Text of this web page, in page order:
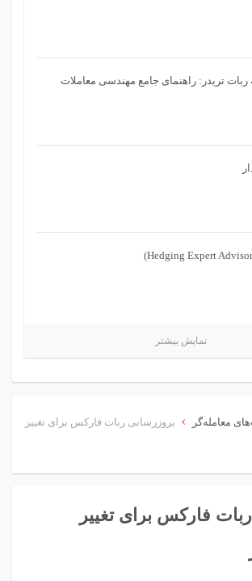
ربات تریدر: راهنمای جامع مهندسی معاملات
نمایش بیشتر
معامله‌گر › بروزرسانی ربات فارکس برای تغییر
فارکس برای تغییر